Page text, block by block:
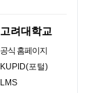
고려대학교
공식 홈페이지
KUPID(포털)
LMS